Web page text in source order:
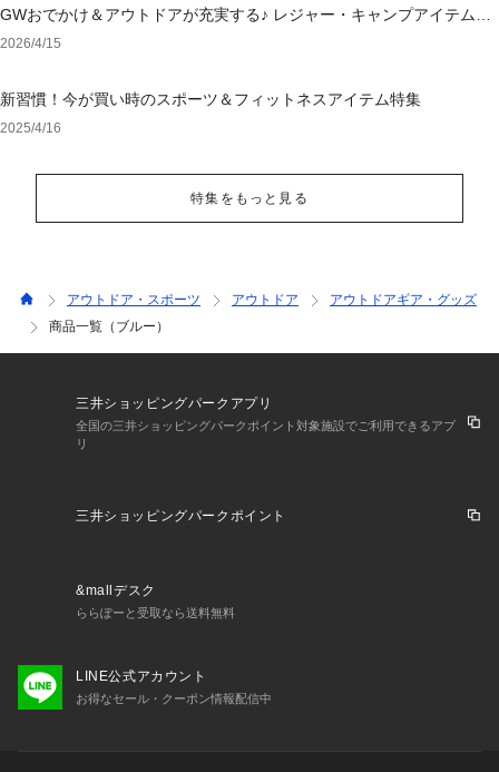
GWおでかけ＆アウトドアが充実する♪ レジャー・キャンプアイテム特
集
2026/4/15
新習慣！今が買い時のスポーツ＆フィットネスアイテム特集
2025/4/16
特集をもっと見る
アウトドア・スポーツ アウトドア
アウトドアギア・グッズ
商品一覧（ブルー）
三井ショッピングパークアプリ
全国の三井ショッピングパークポイント対象施設でご利用できるアプ
リ
三井ショッピングパークポイント
&mallデスク
ららぽーと受取なら送料無料
LINE公式アカウント
お得なセール・クーポン情報配信中